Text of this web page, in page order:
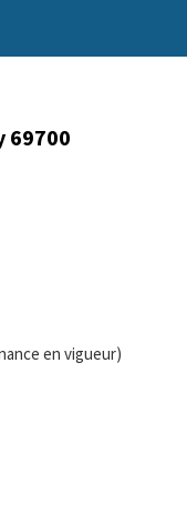
69700
en vigueur)